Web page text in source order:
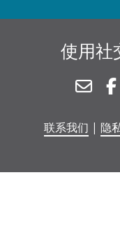
使用社
联系我们 | 隐